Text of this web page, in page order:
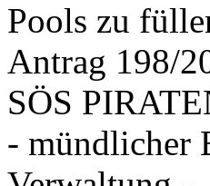
Pools zu
Antrag 198/
SÖS
- mündlicher